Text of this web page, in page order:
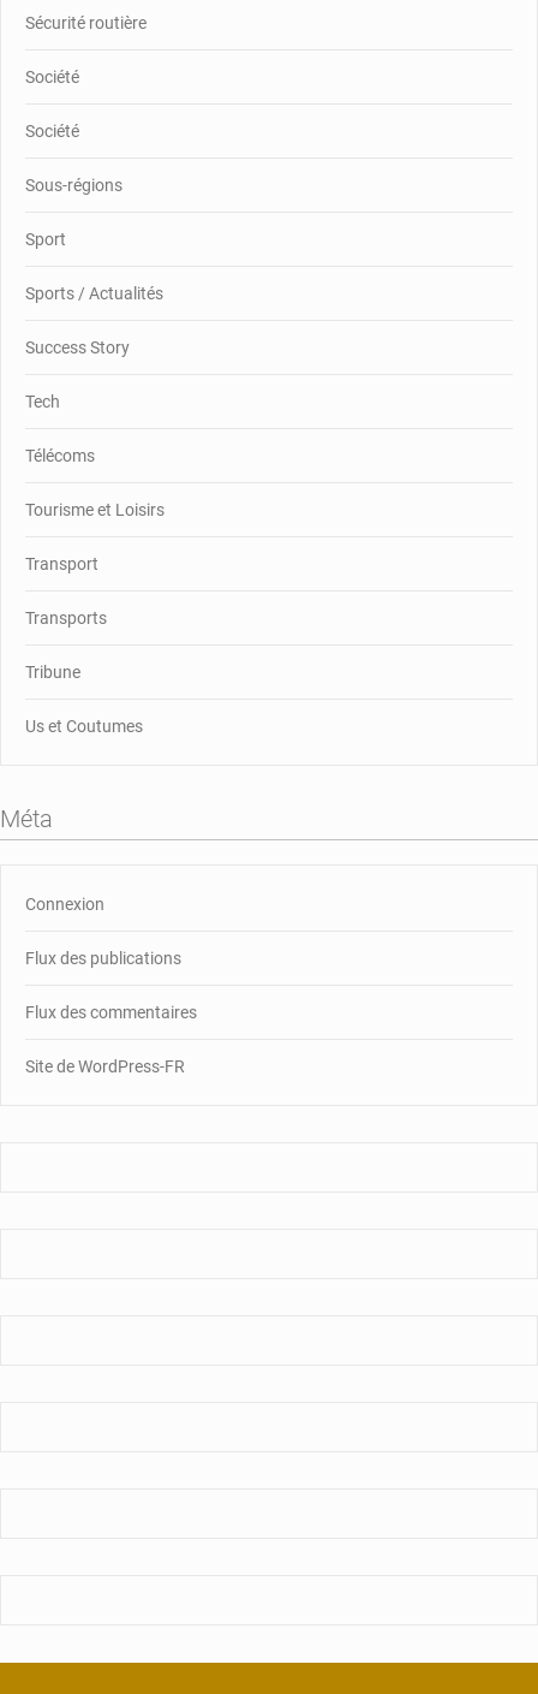
Sécurité routière
Société
Société
Sous-régions
Sport
Sports / Actualités
Success Story
Tech
Télécoms
Tourisme et Loisirs
Transport
Transports
Tribune
Us et Coutumes
Méta
Connexion
Flux des publications
Flux des commentaires
Site de WordPress-FR